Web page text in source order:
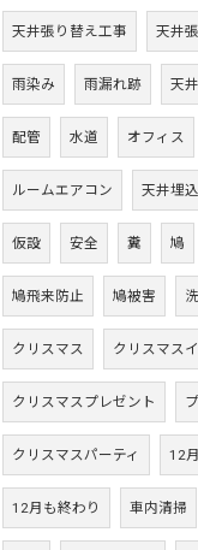
天井張り替え工事 天井
雨染み 雨漏れ跡 天
配管 水道 オフィス
ルームエアコン 天井埋
仮設 安全 糞 鳩
鳩飛来防止 鳩被害
クリスマス クリスマス
クリスマスプレゼント
クリスマスパーティ 12
12月も終わり 車内清掃